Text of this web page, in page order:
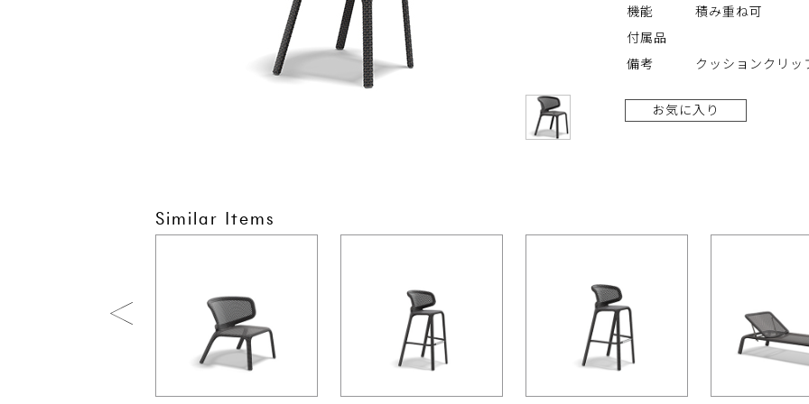
機能
積み重ね可
付属品
備考
クッションクリッ
お気に入り
Similar Items